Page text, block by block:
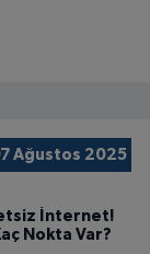
Ağustos 2025
İnternet!
Nokta Var?